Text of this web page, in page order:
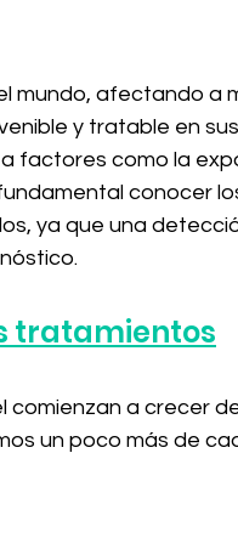
mundo, afectando a
y tratable en
factores como la
conocer
ya que una
tratamientos
comienzan a crecer
un poco más de